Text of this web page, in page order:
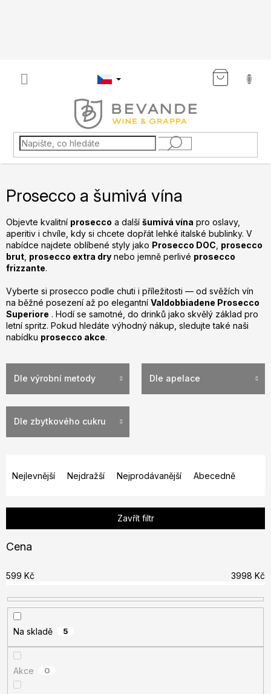
Prosecco a šumivá vína
Objevte kvalitní prosecco a další šumivá vína pro oslavy,
aperitiv i chvíle, kdy si chcete dopřát lehké italské bublinky. V
nabídce najdete oblíbené styly jako Prosecco DOC prosecco
brut prosecco extra dry nebo jemně perlivé prosecco
frizzante.
Vyberte si prosecco podle chuti i příležitosti — od svěžích vín
na běžné posezení až po elegantní Valdobbiadene Prosecco
Superiore . Hodí se samotné, do drinků jako skvělý základ pro
letní spritz. Pokud hledáte výhodný nákup, sledujte také naši
nabídku prosecco akce.
Dle výrobní metody Dle apelace
Dle zbytkového cukru
a
e
n
í
p
r
d
u
t
Nejlevnější Nejdražší Nejprodávanější Abecedně
Zavřít filtr
Cena
599 Kč 3998 Kč
Na skladě 5
Akce 0